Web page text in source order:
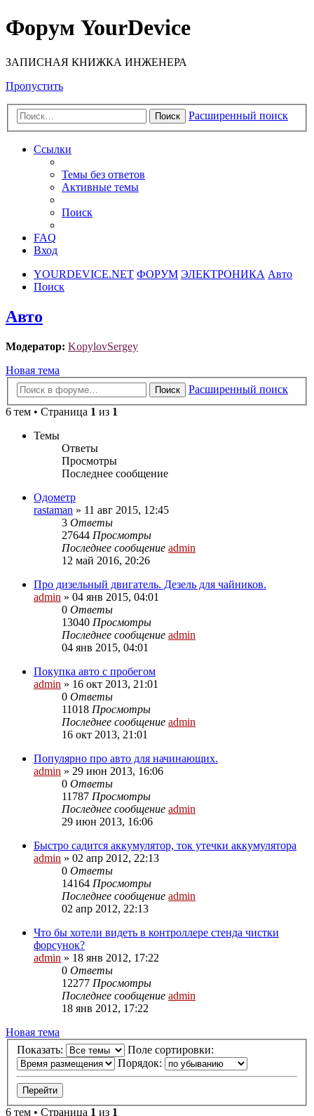
Форум YourDevice
ЗАПИСНАЯ КНИЖКА ИНЖЕНЕРА
Пропустить
Поиск Расширенный поиск
Ссылки
Темы без ответов
Активные темы
Поиск
FAQ
Вход
YOURDEVICE.NET ФОРУМ ЭЛЕКТРОНИКА Авто
Поиск
Авто
Модератор: KopylovSergey
Новая тема
Поиск
Расширенный поиск
6 тем • Страница 1 из 1
Темы
Ответы
Просмотры
Последнее сообщение
Одометр
rastaman » 11 авг 2015, 12:45
3 Ответы
27644 Просмотры
Последнее сообщение admin
12 май 2016, 20:26
Про дизельный двигатель. Дезель для чайников.
admin » 04 янв 2015, 04:01
0 Ответы
13040 Просмотры
Последнее сообщение admin
04 янв 2015, 04:01
Покупка авто с пробегом
admin » 16 окт 2013, 21:01
0 Ответы
11018 Просмотры
Последнее сообщение admin
16 окт 2013, 21:01
Популярно про авто для начинающих.
admin » 29 июн 2013, 16:06
0 Ответы
11787 Просмотры
Последнее сообщение admin
29 июн 2013, 16:06
Быстро садится аккумулятор, ток утечки аккумулятора
admin » 02 апр 2012, 22:13
0 Ответы
14164 Просмотры
Последнее сообщение admin
02 апр 2012, 22:13
Что бы хотели видеть в контроллере стенда чистки
форсунок?
admin » 18 янв 2012, 17:22
0 Ответы
12277 Просмотры
Последнее сообщение admin
18 янв 2012, 17:22
Новая тема
Показать:
Поле сортировки:
Порядок:
6 тем • Страница 1 из 1